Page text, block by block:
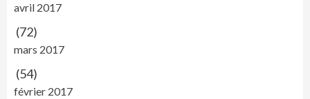
avril 2017
(72)
mars 2017
(54)
février 2017